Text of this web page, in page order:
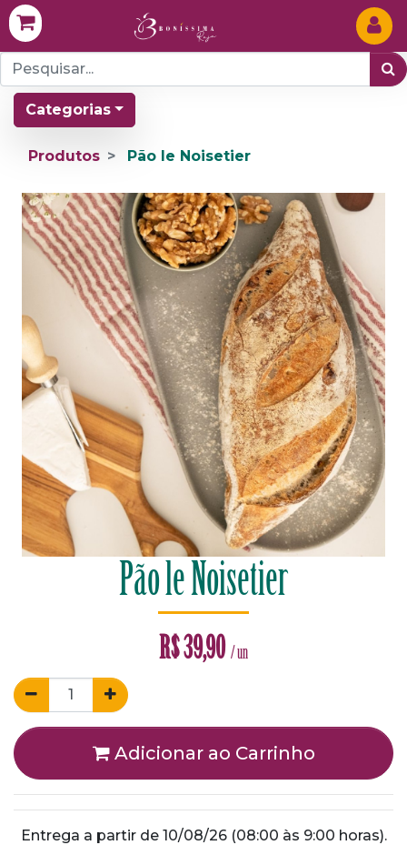
Categorias
Produtos Pão le Noisetier
Pão le Noisetier
R$39,90 / un
Adicionar ao Carrinho
Entrega a partir de 10/08/26 (08:00 às 9:00 horas).